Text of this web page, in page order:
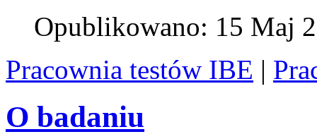
Opublikowano: 15 Maj
Pracownia testów IBE |
O badaniu